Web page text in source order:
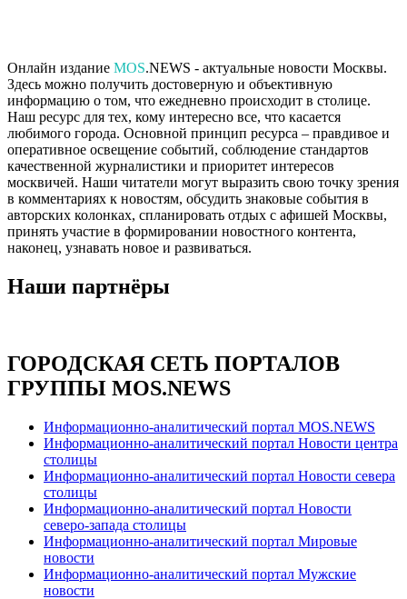
Онлайн издание MOS.NEWS - актуальные новости Москвы.
Здесь можно получить достоверную и объективную
информацию о том, что ежедневно происходит в столице.
Наш ресурс для тех, кому интересно все, что касается
любимого города. Основной принцип ресурса – правдивое и
оперативное освещение событий, соблюдение стандартов
качественной журналистики и приоритет интересов
москвичей. Наши читатели могут выразить свою точку зрения
в комментариях к новостям, обсудить знаковые события в
авторских колонках, спланировать отдых с афишей Москвы,
принять участие в формировании новостного контента,
наконец, узнавать новое и развиваться.
Наши партнёры
ГОРОДСКАЯ СЕТЬ ПОРТАЛОВ
ГРУППЫ MOS.NEWS
Информационно-аналитический портал MOS.NEWS
Информационно-аналитический портал Новости центра
столицы
Информационно-аналитический портал Новости севера
столицы
Информационно-аналитический портал Новости
северо-запада столицы
Информационно-аналитический портал Мировые
новости
Информационно-аналитический портал Мужские
новости